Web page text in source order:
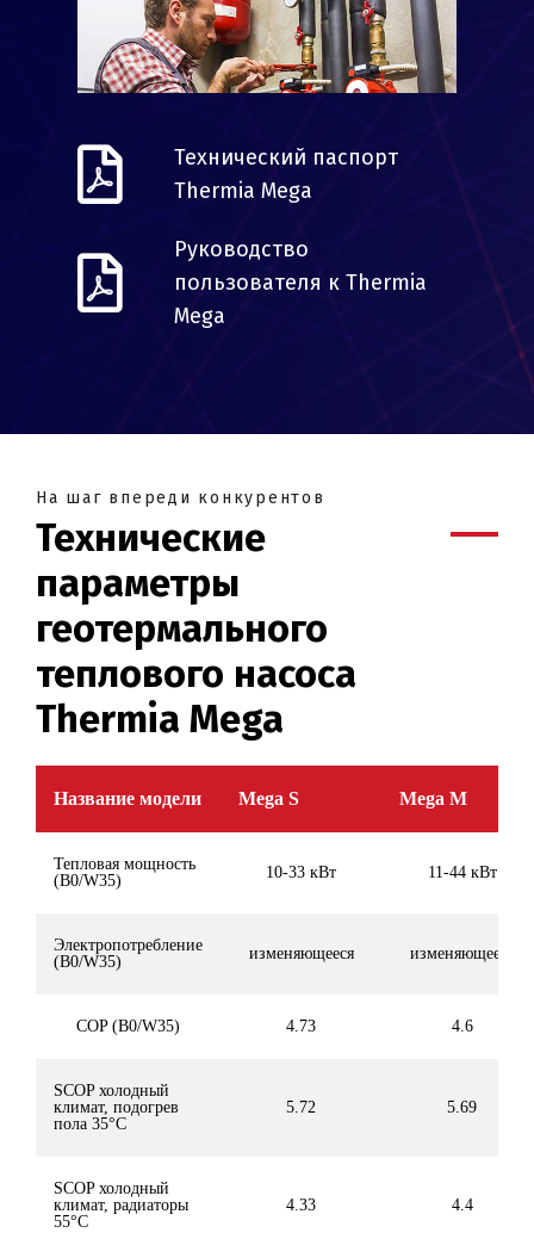
Технический паспорт
Thermia Mega
Руководство
пользователя к Thermia
Mega
На шаг впереди конкурентов
Технические
параметры
геотермального
теплового насоса
Thermia Mega
Название модели Mega S Mega M
Тепловая мощность
(B0/W35)
10-33 кВт 11-44 кВт
Электропотребление
(B0/W35)
изменяющееся изменяющееся
COP (B0/W35) 4.73 4.6
SCOP холодный
климат, подогрев
пола 35°C
5.72 5.69
SCOP холодный
климат, радиаторы
55°C
4.33 4.4